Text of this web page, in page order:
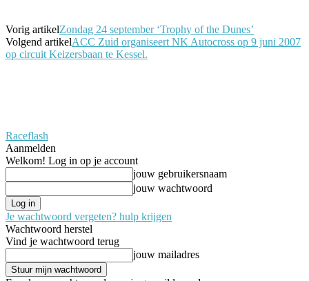
Vorig artikelZondag 24 september ‘Trophy of the Dunes’
Volgend artikelACC Zuid organiseert NK Autocross op 9 juni 2007
op circuit Keizersbaan te Kessel.
Raceflash
Aanmelden
Welkom! Log in op je account
jouw gebruikersnaam
jouw wachtwoord
Je wachtwoord vergeten? hulp krijgen
Wachtwoord herstel
Vind je wachtwoord terug
jouw mailadres